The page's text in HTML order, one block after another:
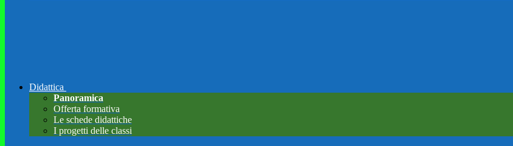
Didattica
Panoramica
Offerta formativa
Le schede didattiche
I progetti delle classi